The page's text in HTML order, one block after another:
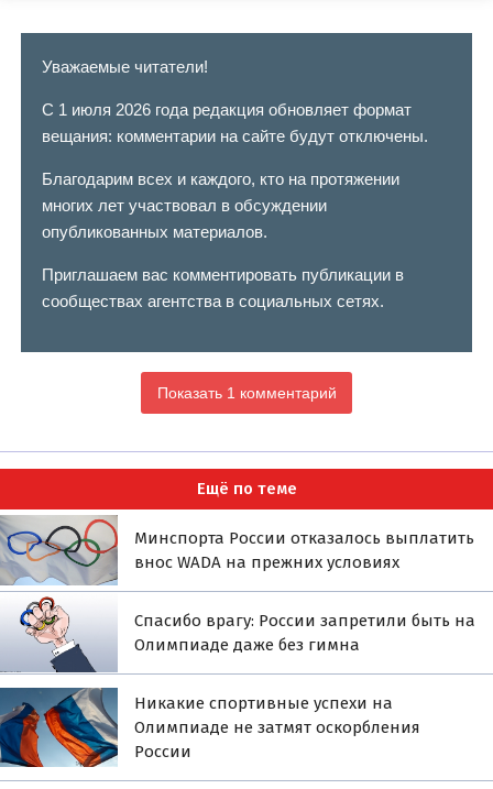
Уважаемые читатели!
С 1 июля 2026 года редакция обновляет формат
вещания: комментарии на сайте будут отключены.
Благодарим всех и каждого, кто на протяжении
многих лет участвовал в обсуждении
опубликованных материалов.
Приглашаем вас комментировать публикации в
сообществах агентства в социальных сетях.
Показать 1 комментарий
Ещё по теме
Минспорта России отказалось выплатить
внос WADA на прежних условиях
Спасибо врагу: России запретили быть на
Олимпиаде даже без гимна
Никакие спортивные успехи на
Олимпиаде не затмят оскорбления
России